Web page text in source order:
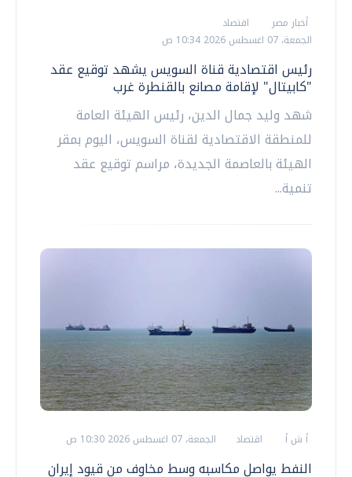
أخبار مصر
اقتصاد
الجمعة، 07 اغسطس 2026 10:34 ص
رئيس اقتصادية قناة السويس يشهد توقيع عقد
"كابيتال" لإقامة مصانع بالقنطرة غرب
شهد وليد جمال الدين، رئيس الهيئة العامة
للمنطقة الاقتصادية لقناة السويس، اليوم بمقر
الهيئة بالعاصمة الجديدة، مراسم توقيع عقد
تنمية...
أ ش أ اقتصاد الجمعة، 07 اغسطس 2026 10:30 ص
النفط يواصل مكاسبه وسط مخاوف من قيود إيران